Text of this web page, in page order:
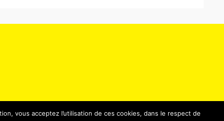
vous acceptez l’utilisation de ces cookies, dans le respect de